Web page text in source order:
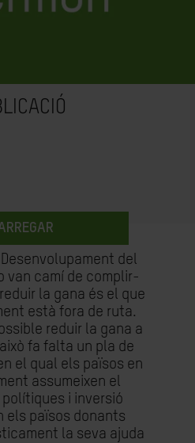
del
van camí de complir-
la gana és el que
està fora de ruta.
reduir la gana a
fa falta un pla de
el qual els països en
assumeixen el
i inversió
els països donants
la seva ajuda